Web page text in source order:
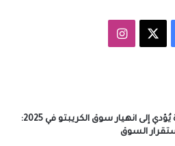
انستقرام
انهيار منصات التداول الكبيرة يُؤدي إلى انهيار سوق الكريبتو في 2025:
السوق